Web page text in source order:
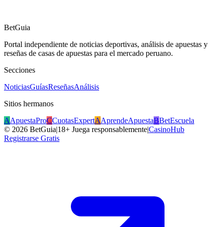
BetGuia
Portal independiente de noticias deportivas, análisis de apuestas y
reseñas de casas de apuestas para el mercado peruano.
Secciones
NoticiasGuíasReseñasAnálisis
Sitios hermanos
AApuestaProCCuotasExpertAAprendeApuestaBBetEscuela
© 2026 BetGuia|18+ Juega responsablemente|CasinoHub
Registrarse Gratis